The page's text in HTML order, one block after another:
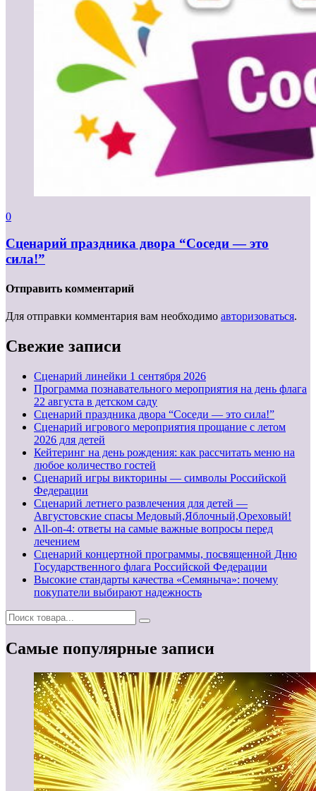
0
Сценарий праздника двора “Соседи — это
сила!”
Отправить комментарий
Для отправки комментария вам необходимо авторизоваться.
Свежие записи
Cценарий линейки 1 сентября 2026
Программа познавательного мероприятия на день флага
22 августа в детском саду
Сценарий праздника двора “Соседи — это сила!”
Сценарий игрового мероприятия прощание с летом
2026 для детей
Кейтеринг на день рождения: как рассчитать меню на
любое количество гостей
Сценарий игры викторины — символы Российской
Федерации
Сценарий летнего развлечения для детей —
Августовские спасы Медовый,Яблочный,Ореховый!
All-on-4: ответы на самые важные вопросы перед
лечением
Сценарий концертной программы, посвященной Дню
Государственного флага Российской Федерации
Высокие стандарты качества «Семяныча»: почему
покупатели выбирают надежность
Самые популярные записи